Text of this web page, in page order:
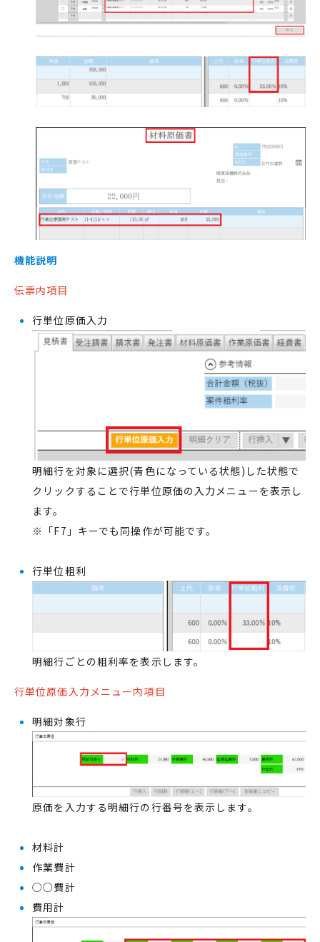
機能説明
伝票内項目
行単位原価入力
明細行を対象に選択(青色になっている状態)した状態で
クリックすることで行単位原価の入力メニューを表示し
ます。
※「F7」キーでも同操作が可能です。
行単位粗利
明細行ごとの粗利率を表示します。
行単位原価入力メニュー内項目
明細対象行
原価を入力する明細行の行番号を表示します。
材料計
作業費計
○○費計
費用計